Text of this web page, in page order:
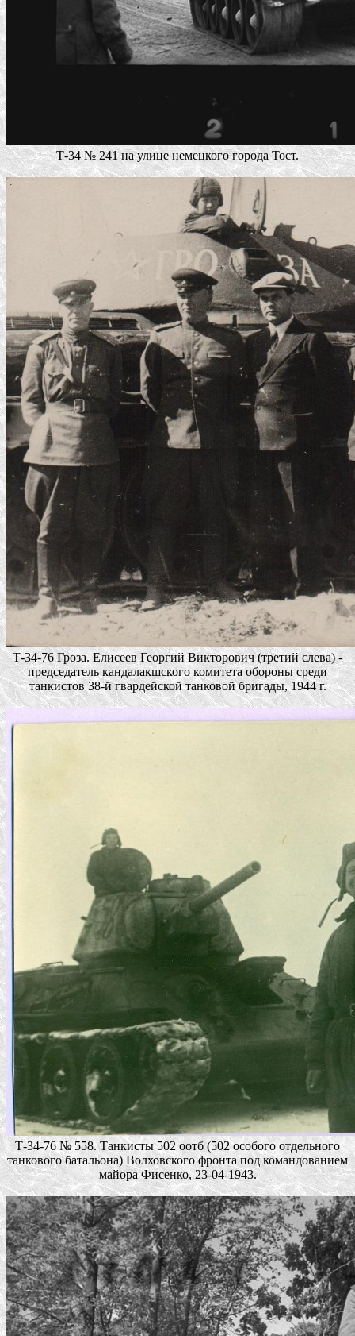
Т-34 № 241 на улице немецкого города Тост.
Т-34-76 Гроза. Елисеев Георгий Викторович (третий слева) -
председатель кандалакшского комитета обороны среди
танкистов 38-й гвардейской танковой бригады, 1944 г.
Т-34-76 № 558. Танкисты 502 оотб (502 особого отдельного
танкового батальона) Волховского фронта под командованием
майора Фисенко, 23-04-1943.